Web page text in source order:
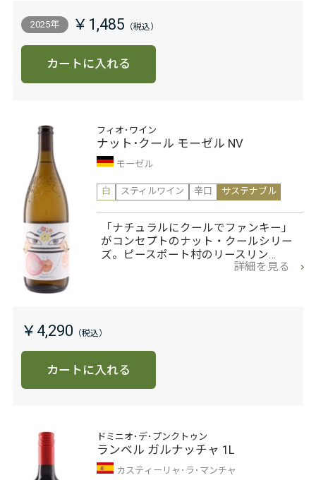
2025年 ￥1,485
カートに入れる
フィオ･ワイン
ナット･クール モーゼル NV
モーゼル
白
スティルワイン 辛口 サステナブル
「ナチュラルにクールでファンキー」
がコンセプトのナット・クールシリー
ズ。ピースポート村のリースリン…
詳細を見る
￥4,290
カートに入れる
ドミニオ･デ･プンクトゥン
ランベル ガルナッチャ 1L
カスティーリャ･ラ･マンチャ